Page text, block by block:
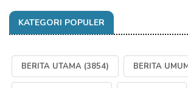
KATEGORI POPULER
BERITA UTAMA (3854) BERITA